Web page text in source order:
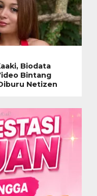
Biodata
Bintang
Netizen